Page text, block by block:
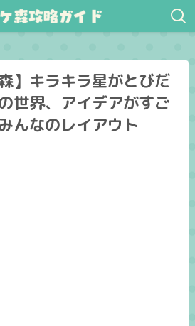
森】キラキラ星がとびだ
世界、アイデアがすご
んなのレイアウト